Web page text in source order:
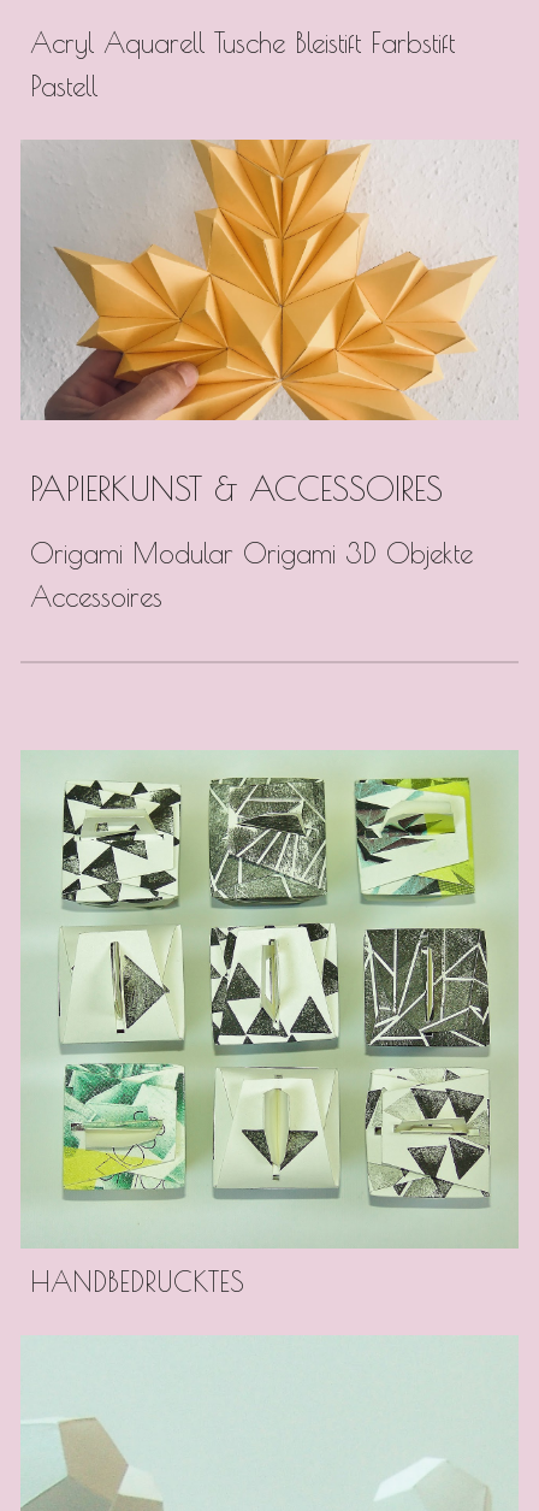
Acryl Aquarell Tusche Bleistift Farbstift
Pastell
PAPIERKUNST & ACCESSOIRES
Origami Modular Origami 3D Objekte
Accessoires
HANDBEDRUCKTES